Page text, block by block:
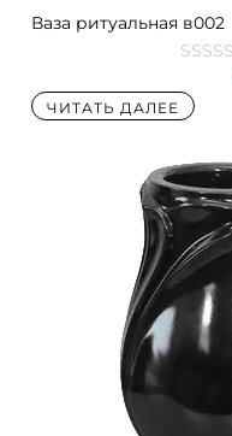
Ваза ритуальная в002
ЧИТАТЬ ДАЛЕЕ